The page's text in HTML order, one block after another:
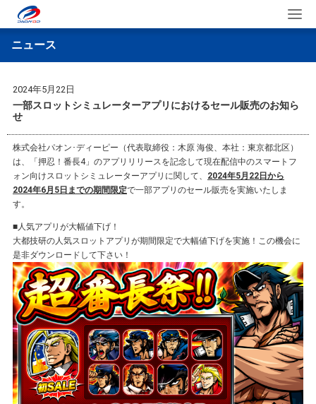
ニュース
2024年5月22日
一部スロットシミュレーターアプリにおけるセール販売のお知ら
せ
株式会社パオン･ディーピー（代表取締役：木原 海俊、本社：東京都北区）
は、「押忍！番長4」のアプリリリースを記念して現在配信中のスマートフ
ォン向けスロットシミュレーターアプリに関して、 2024年5月22日から
2024年6月5日までの期間限定で一部アプリのセール販売を実施いたしま
す。
■人気アプリが大幅値下げ！
大都技研の人気スロットアプリが期間限定で大幅値下げを実施！この機会に
是非ダウンロードして下さい！